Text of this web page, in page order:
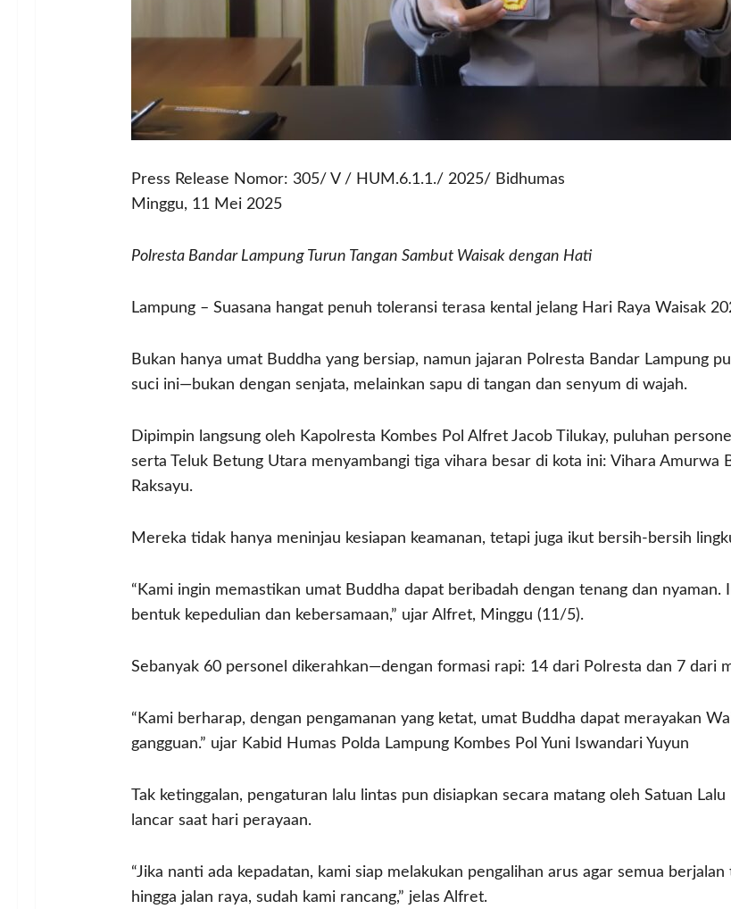
Press Release Nomor: 305/ V / HUM.6.1.1./ 2025/ Bidhumas
Minggu, 11 Mei 2025
Polresta Bandar Lampung Turun Tangan Sambut Waisak dengan Hati
Lampung – Suasana hangat penuh toleransi terasa kental jelang Hari Raya Waisak
Bukan hanya umat Buddha yang bersiap, namun jajaran Polresta Bandar Lampung
suci ini—bukan dengan senjata, melainkan sapu di tangan dan senyum di wajah.
Dipimpin langsung oleh Kapolresta Kombes Pol Alfret Jacob Tilukay, puluhan
serta Teluk Betung Utara menyambangi tiga vihara besar di kota ini: Vihara Amurwa
Raksayu.
Mereka tidak hanya meninjau kesiapan keamanan, tetapi juga ikut bersih-bersih
“Kami ingin memastikan umat Buddha dapat beribadah dengan tenang dan nyaman.
bentuk kepedulian dan kebersamaan,” ujar Alfret, Minggu (11/5).
Sebanyak 60 personel dikerahkan—dengan formasi rapi: 14 dari Polresta dan 7 dari
“Kami berharap, dengan pengamanan yang ketat, umat Buddha dapat merayakan
gangguan.” ujar Kabid Humas Polda Lampung Kombes Pol Yuni Iswandari Yuyun
Tak ketinggalan, pengaturan lalu lintas pun disiapkan secara matang oleh Satuan
lancar saat hari perayaan.
“Jika nanti ada kepadatan, kami siap melakukan pengalihan arus agar semua
hingga jalan raya, sudah kami rancang,” jelas Alfret.